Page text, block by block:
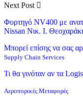
Next Post
Φορτηγό NV400 με
Nissan Νικ. Ι.
Μπορεί επίσης να σας
Supply Chain Services
Τι θα γινόταν αν τα
Αεροπορικές Μεταφορές